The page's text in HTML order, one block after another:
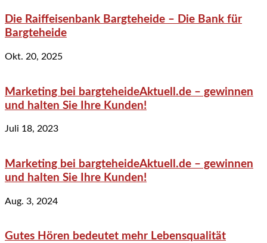
Die Raiffeisenbank Bargteheide – Die Bank für
Bargteheide
Okt. 20, 2025
Marketing bei bargteheideAktuell.de – gewinnen
und halten Sie Ihre Kunden!
Juli 18, 2023
Marketing bei bargteheideAktuell.de – gewinnen
und halten Sie Ihre Kunden!
Aug. 3, 2024
Gutes Hören bedeutet mehr Lebensqualität